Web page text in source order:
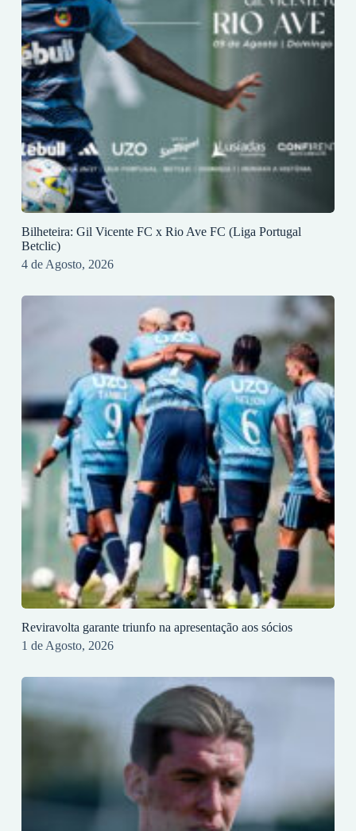
Bilheteira: Gil Vicente FC x Rio Ave FC (Liga Portugal
Betclic)
4 de Agosto, 2026
Reviravolta garante triunfo na apresentação aos sócios
1 de Agosto, 2026